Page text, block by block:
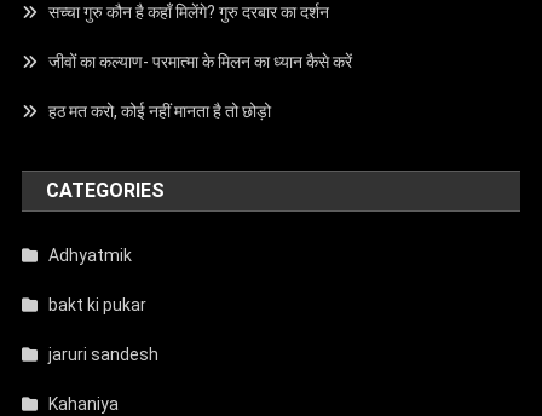
सच्चा गुरु कौन है कहाँ मिलेंगे? गुरु दरबार का दर्शन
जीवों का कल्याण- परमात्मा के मिलन का ध्यान कैसे करें
हठ मत करो, कोई नहीं मानता है तो छोड़ो
CATEGORIES
Adhyatmik
bakt ki pukar
jaruri sandesh
Kahaniya